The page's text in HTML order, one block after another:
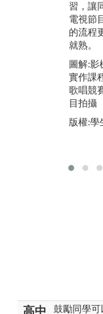
習，讓
電視節
的流程
就熟。
圖解:影
實作課
歌唱競
目拍攝
版權:學
高中 鼓勵同學可